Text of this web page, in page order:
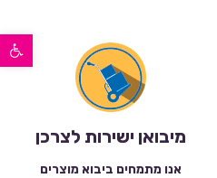
פתח סרגל נגישות
מיבואן ישירות לצרכן
אנו מתמחים ביבוא מוצרים